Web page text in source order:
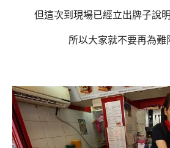
但這次到現場已經立出牌子說
所以大家就不要再為難